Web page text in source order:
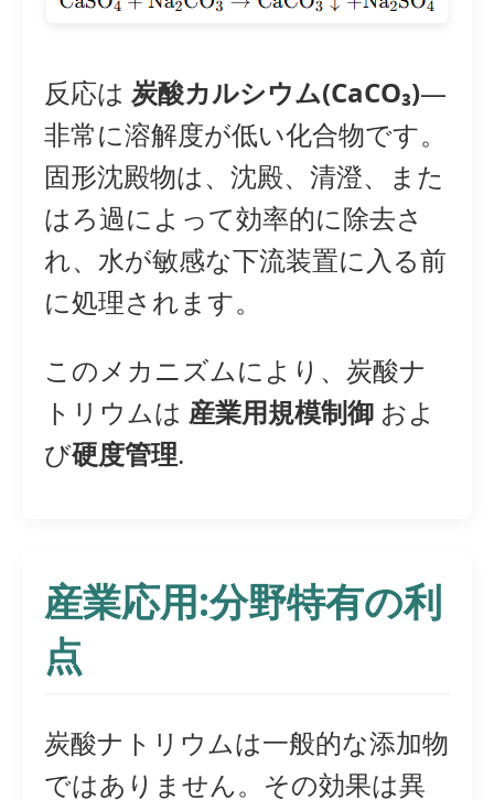
反応は 炭酸カルシウム(CaCO₃)—
非常に溶解度が低い化合物です。
固形沈殿物は、沈殿、清澄、また
はろ過によって効率的に除去さ
れ、水が敏感な下流装置に入る前
に処理されます。
このメカニズムにより、炭酸ナ
トリウムは 産業用規模制御 およ
び硬度管理.
産業応用:分野特有の利
点
炭酸ナトリウムは一般的な添加物
ではありません。その効果は異